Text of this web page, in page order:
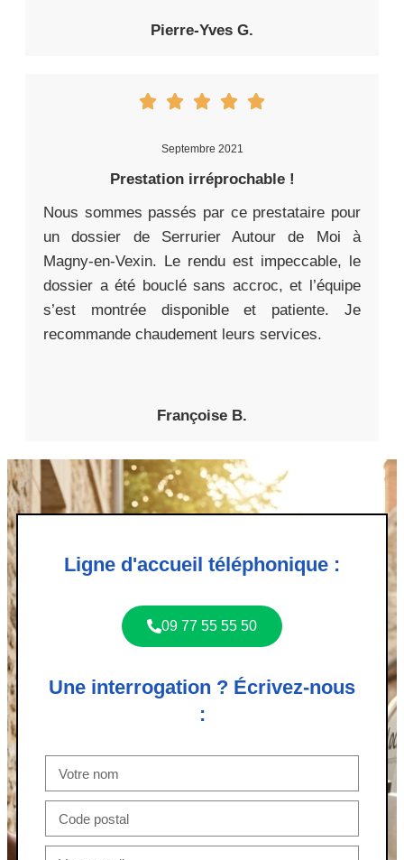
Pierre-Yves G.
Septembre 2021
Prestation irréprochable !
Nous sommes passés par ce prestataire pour
un dossier de Serrurier Autour de Moi à
Magny-en-Vexin. Le rendu est impeccable, le
dossier a été bouclé sans accroc, et l’équipe
s’est montrée disponible et patiente. Je
recommande chaudement leurs services.
Françoise B.
Ligne d'accueil téléphonique :
09 77 55 55 50
Une interrogation ? Écrivez-nous
: